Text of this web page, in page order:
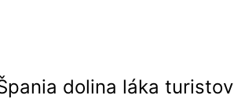
dolina láka turistov